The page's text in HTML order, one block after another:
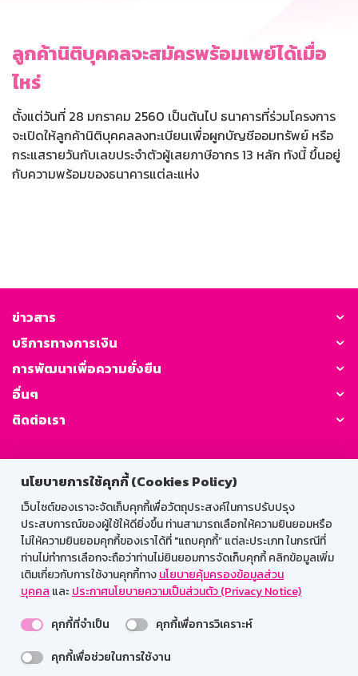
นโยบายการใช้คุกกี้ (Cookies Policy)
เว็บไซต์ของเราจะจัดเก็บคุกกี้เพื่อวัตถุประสงค์ในการปรับปรุง
ประสบการณ์ของผู้ใช้ให้ดียิ่งขึ้น ท่านสามารถเลือกให้ความยินยอมหรือ
ไม่ให้ความยินยอมคุกกี้ของเราได้ที่ "แถบคุกกี้” แต่ละประเภท ในกรณีที่
ท่านไม่ทำการเลือกจะถือว่าท่านไม่ยินยอมการจัดเก็บคุกกี้ คลิกข้อมูลเพิ่ม
เติมเกี่ยวกับการใช้งานคุกกี้ทางนโยบายคุ้มครองข้อมูลส่วน
บุคคล และประกาศนโยบายความเป็นส่วนตัว (Privacy Notice)
คุกกี้ที่จำเป็น
คุกกี้เพื่อการวิเคราะห์
คุกกี้เพื่อช่วยในการใช้งาน
ลูกค้านิติบุคคลจะสมัครพร้อมเพย์ได้เมื่อ
ไหร่
ตั้งแต่วันที่ 28 มกราคม 2560 เป็นต้นไป ธนาคารที่ร่วมโครงการ
จะเปิดให้ลูกค้านิติบุคคลลงทะเบียนเพื่อผูกบัญชีออมทรัพย์ หรือ
กระแสรายวันกับเลขประจำตัวผู้เสยภาษีอากร 13 หลัก ทังนี้ ขึ้นอยู่
กับความพร้อมของธนาคารแต่ละแห่ง
ข่าวสาร
บริการทางการเงิน
การพัฒนาเพื่อความยั่งยืน
อื่นๆ
ติดต่อเรา
GSB Society:
สำหรับพนักงาน
Web HR
GSB Wisdom
M-Search
เข้าสู่ระบบเน็ตเมล
รองรับการใช้งานได้ดีบนเว็บบราวเซอร์